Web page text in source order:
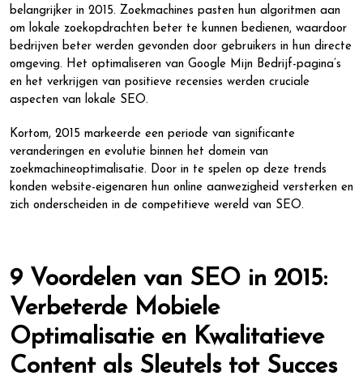
belangrijker in 2015. Zoekmachines pasten hun algoritmen aan
om lokale zoekopdrachten beter te kunnen bedienen, waardoor
bedrijven beter werden gevonden door gebruikers in hun directe
omgeving. Het optimaliseren van Google Mijn Bedrijf-pagina’s
en het verkrijgen van positieve recensies werden cruciale
aspecten van lokale SEO.
Kortom, 2015 markeerde een periode van significante
veranderingen en evolutie binnen het domein van
zoekmachineoptimalisatie. Door in te spelen op deze trends
konden website-eigenaren hun online aanwezigheid versterken en
zich onderscheiden in de competitieve wereld van SEO.
9 Voordelen van SEO in 2015:
Verbeterde Mobiele
Optimalisatie en Kwalitatieve
Content als Sleutels tot Succes